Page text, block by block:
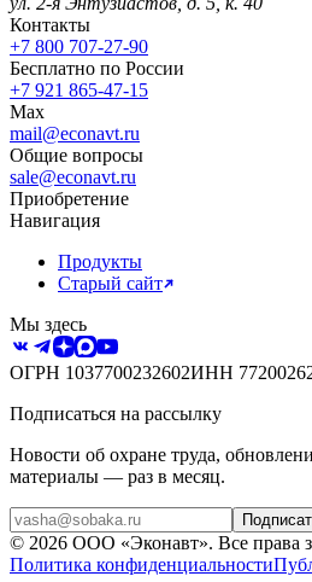
Контакты
+7 800 707-27-90
Бесплатно по России
+7 921 865-47-15
Max
mail@econavt.ru
Общие вопросы
sale@econavt.ru
Приобретение
Навигация
Продукты
Старый сайт
Мы здесь
ОГРН 1037700232602ИНН
Подписаться на рассылку
Новости об охране труда,
материалы — раз в месяц.
© 2026 ООО «Эконавт». Все права
Политика конфиденциальности